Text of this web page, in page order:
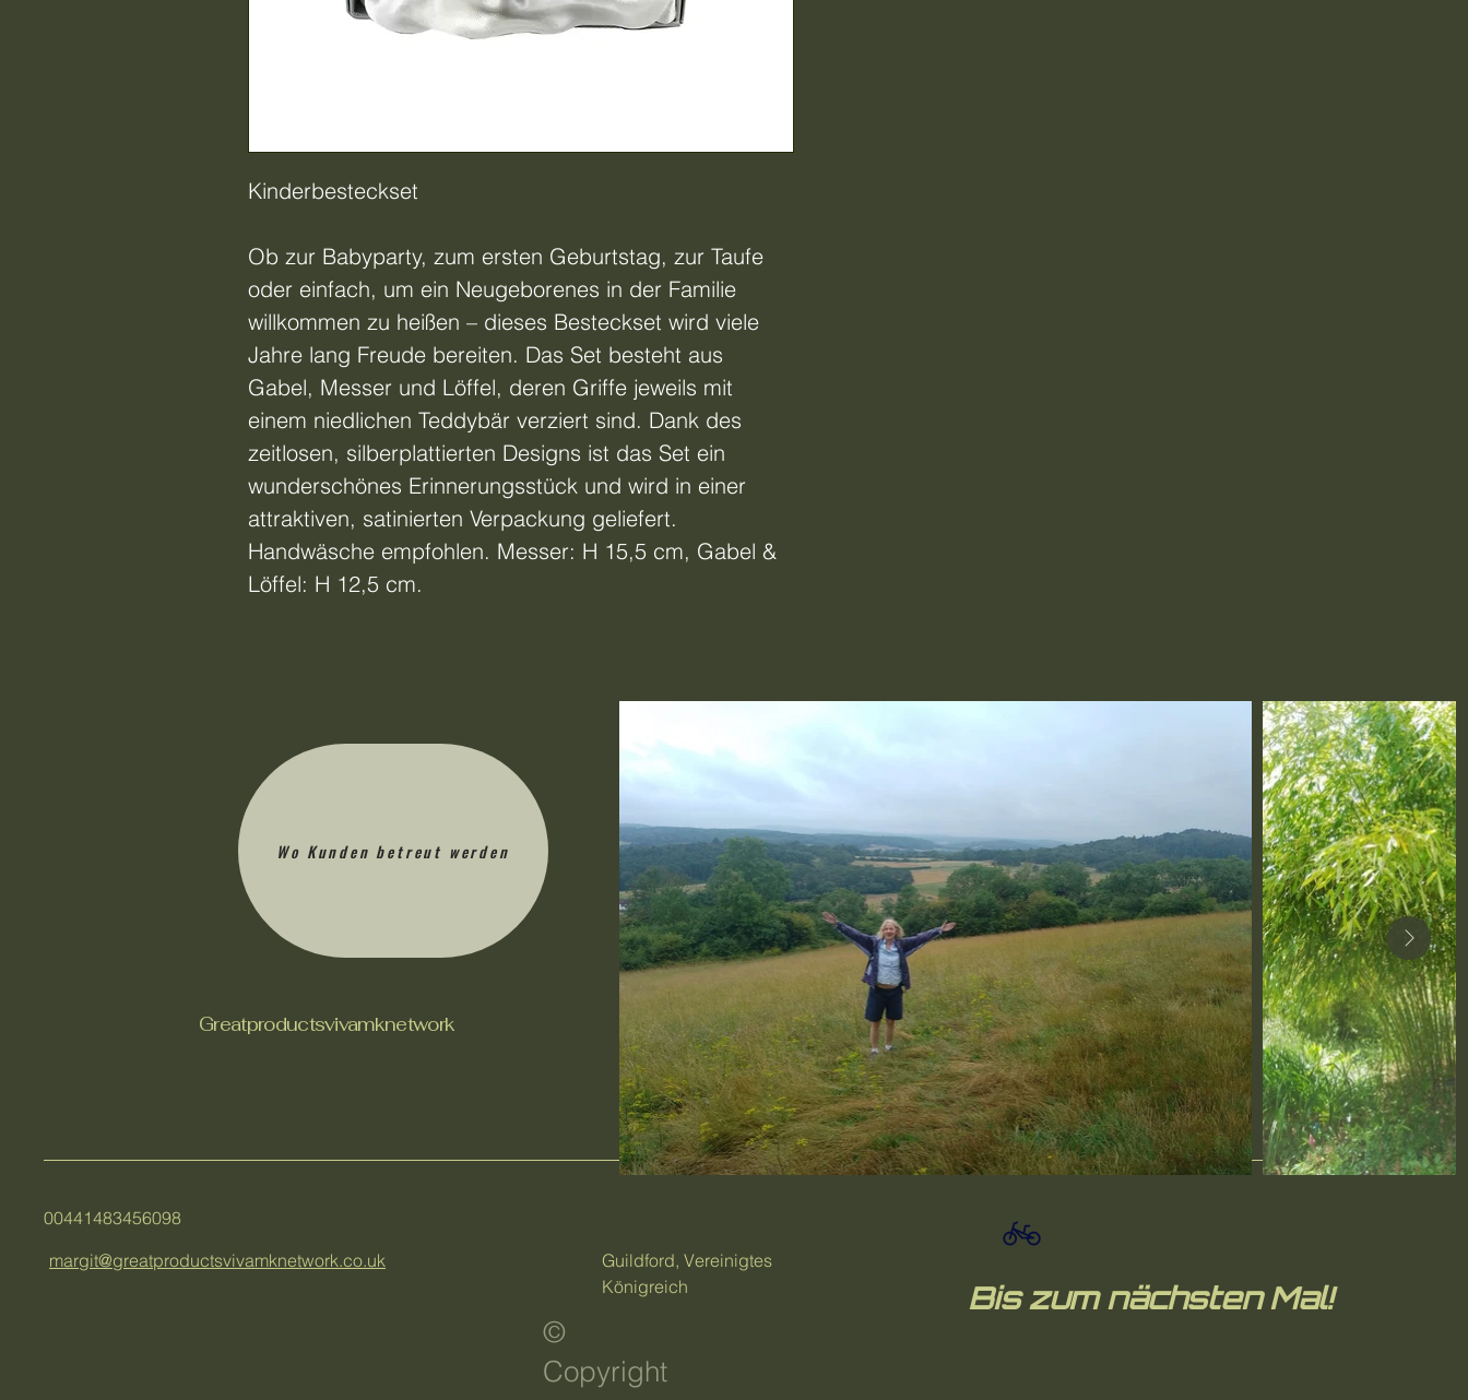
Kinderbesteckset
Ob zur Babyparty, zum ersten Geburtstag, zur Taufe
oder einfach, um ein Neugeborenes in der Familie
willkommen zu heißen – dieses Besteckset wird viele
Jahre lang Freude bereiten. Das Set besteht aus
Gabel, Messer und Löffel, deren Griffe jeweils mit
einem niedlichen Teddybär verziert sind. Dank des
zeitlosen, silberplattierten Designs ist das Set ein
wunderschönes Erinnerungsstück und wird in einer
attraktiven, satinierten Verpackung geliefert.
Handwäsche empfohlen. Messer: H 15,5 cm, Gabel &
Löffel: H 12,5 cm.
Greatproductsvivamknetwork
Wo Kunden betreut werden
00441483456098
margit@greatproductsvivamknetwork.co.uk
Guildford, Vereinigtes
Königreich
©
Copyright
Bis zum nächsten Mal!